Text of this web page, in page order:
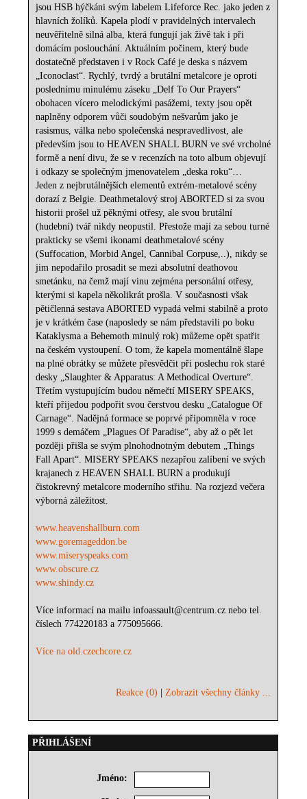
jsou HSB hýčkáni svým labelem Lifeforce Rec. jako jeden z
hlavních žolíků. Kapela plodí v pravidelných intervalech
neuvěřitelně silná alba, která fungují jak živě tak i při
domácím poslouchání. Aktuálním počinem, který bude
dostatečně představen i v Rock Café je deska s názvem
„Iconoclast“. Rychlý, tvrdý a brutální metalcore je oproti
poslednímu minulému záseku „Delf To Our Prayers“
obohacen vícero melodickými pasážemi, texty jsou opět
naplněny odporem vůči soudobým nešvarům jako je
rasismus, válka nebo společenská nespravedlivost, ale
především jsou to HEAVEN SHALL BURN ve své vrcholné
formě a není divu, že se v recenzích na toto album objevují
i odkazy se společným jmenovatelem „deska roku“…
Jeden z nejbrutálnějších elementů extrém-metalové scény
dorazí z Belgie. Deathmetalový stroj ABORTED si za svou
historii prošel už pěknými otřesy, ale svou brutální
(hudební) tvář nikdy neopustil. Přestože mají za sebou turné
prakticky se všemi ikonami deathmetalové scény
(Suffocation, Morbid Angel, Cannibal Corpuse,..), nikdy se
jim nepodařilo prosadit se mezi absolutní deathovou
smetánku, na čemž mají vinu zejména personální otřesy,
kterými si kapela několikrát prošla. V současnosti však
pětičlenná sestava ABORTED vypadá velmi stabilně a proto
je v krátkém čase (naposledy se nám představili po boku
Kataklysma a Behemoth minulý rok) můžeme opět spatřit
na českém vystoupení. O tom, že kapela momentálně šlape
na plné obrátky se můžete přesvědčit při poslechu rok staré
desky „Slaughter & Apparatus: A Methodical Overture“.
Třetím vystupujícím budou němečtí MISERY SPEAKS,
kteří přijedou podpořit svou čerstvou desku „Catalogue Of
Carnage“. Nadějná formace se poprvé připomněla v roce
1999 s demáčem „Plagues Of Paradise“, aby až o pět let
později přišla se svým plnohodnotným debutem „Things
Fall Apart“. MISERY SPEAKS nezapřou zalíbení ve svých
krajanech z HEAVEN SHALL BURN a produkují
čistokrevný metalcore moderního střihu. Na rozjezd večera
výborná záležitost.
www.heavenshallburn.com
www.goremageddon.be
www.miseryspeaks.com
www.obscure.cz
www.shindy.cz
Více informací na mailu infoassault@centrum.cz nebo tel.
číslech 774220183 a 775095666.
Více na old.czechcore.cz
Reakce (0) |Zobrazit všechny články ...
PŘIHLÁŠENÍ
Jméno: